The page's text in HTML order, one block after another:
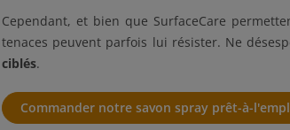
Cependant, et bien que SurfaceCare
tenaces peuvent parfois lui résister. Ne
ciblés.
Commander notre savon spray prêt-à-